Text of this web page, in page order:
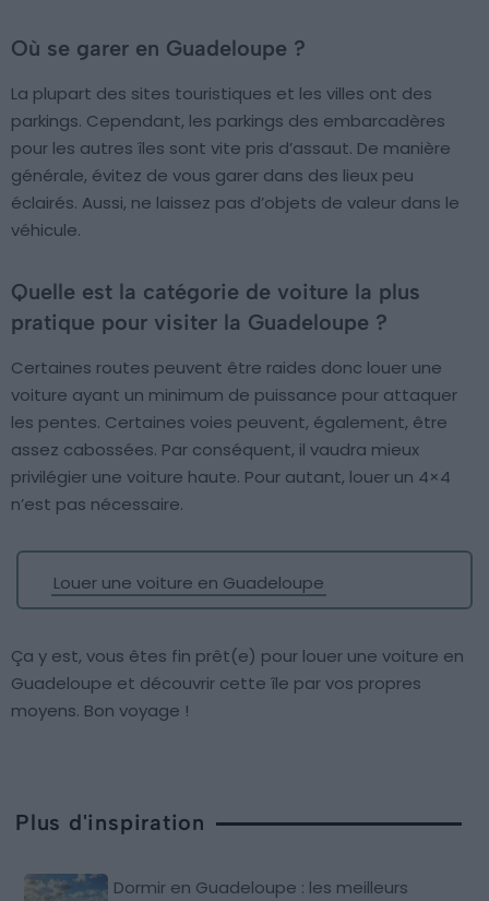
Où se garer en Guadeloupe ?
La plupart des sites touristiques et les villes ont des
parkings. Cependant, les parkings des embarcadères
pour les autres îles sont vite pris d’assaut. De manière
générale, évitez de vous garer dans des lieux peu
éclairés. Aussi, ne laissez pas d’objets de valeur dans le
véhicule.
Quelle est la catégorie de voiture la plus
pratique pour visiter la Guadeloupe ?
Certaines routes peuvent être raides donc louer une
voiture ayant un minimum de puissance pour attaquer
les pentes. Certaines voies peuvent, également, être
assez cabossées. Par conséquent, il vaudra mieux
privilégier une voiture haute. Pour autant, louer un 4×4
n’est pas nécessaire.
Louer une voiture en Guadeloupe
Ça y est, vous êtes fin prêt(e) pour louer une voiture en
Guadeloupe et découvrir cette île par vos propres
moyens. Bon voyage !
Plus d'inspiration
Dormir en Guadeloupe : les meilleurs